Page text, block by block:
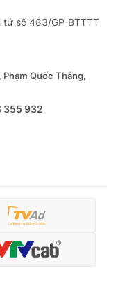
số 483/GP-BTTTT
Quốc Thắng,
355 932